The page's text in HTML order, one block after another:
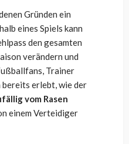
Gründen ein
eines Spiels kann
den gesamten
verändern und
Trainer
bereits erlebt, wie der
vom Rasen
einem Verteidiger